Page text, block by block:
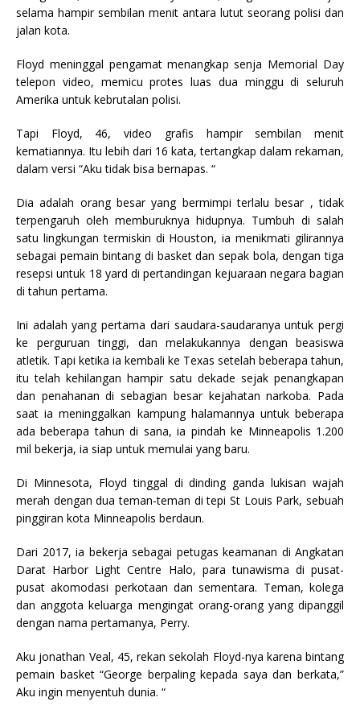
selama hampir sembilan menit antara lutut seorang polisi dan
jalan kota.
Floyd meninggal pengamat menangkap senja Memorial Day
telepon video, memicu protes luas dua minggu di seluruh
Amerika untuk kebrutalan polisi.
Tapi Floyd, 46, video grafis hampir sembilan menit
kematiannya. Itu lebih dari 16 kata, tertangkap dalam rekaman,
dalam versi “Aku tidak bisa bernapas. “
Dia adalah orang besar yang bermimpi terlalu besar , tidak
terpengaruh oleh memburuknya hidupnya. Tumbuh di salah
satu lingkungan termiskin di Houston, ia menikmati gilirannya
sebagai pemain bintang di basket dan sepak bola, dengan tiga
resepsi untuk 18 yard di pertandingan kejuaraan negara bagian
di tahun pertama.
Ini adalah yang pertama dari saudara-saudaranya untuk pergi
ke perguruan tinggi, dan melakukannya dengan beasiswa
atletik. Tapi ketika ia kembali ke Texas setelah beberapa tahun,
itu telah kehilangan hampir satu dekade sejak penangkapan
dan penahanan di sebagian besar kejahatan narkoba. Pada
saat ia meninggalkan kampung halamannya untuk beberapa
ada beberapa tahun di sana, ia pindah ke Minneapolis 1.200
mil bekerja, ia siap untuk memulai yang baru.
Di Minnesota, Floyd tinggal di dinding ganda lukisan wajah
merah dengan dua teman-teman di tepi St Louis Park, sebuah
pinggiran kota Minneapolis berdaun.
Dari 2017, ia bekerja sebagai petugas keamanan di Angkatan
Darat Harbor Light Centre Halo, para tunawisma di pusat-
pusat akomodasi perkotaan dan sementara. Teman, kolega
dan anggota keluarga mengingat orang-orang yang dipanggil
dengan nama pertamanya, Perry.
Aku jonathan Veal, 45, rekan sekolah Floyd-nya karena bintang
pemain basket “George berpaling kepada saya dan berkata,”
Aku ingin menyentuh dunia. “